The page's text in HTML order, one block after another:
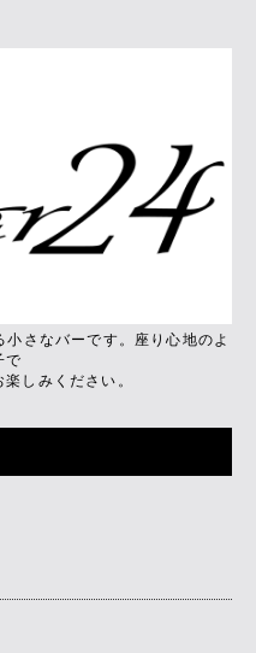
さなバーです。座り心地のよ
で
しみください。